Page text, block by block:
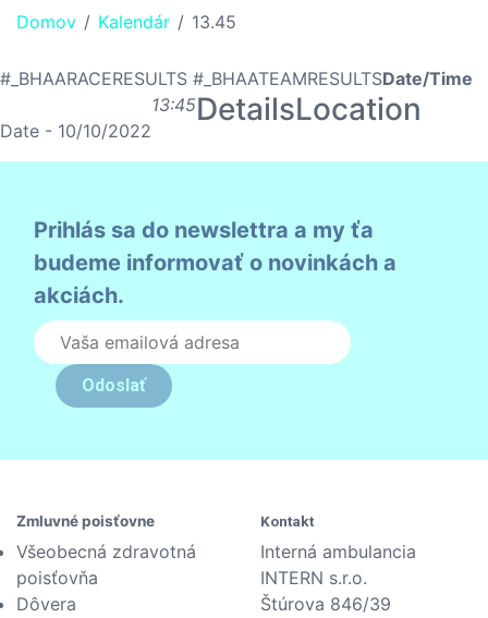
Domov / Kalendár / 13.45
#_BHAARACERESULTS #_BHAATEAMRESULTSDate/Time
Date - 10/10/2022
13:45DetailsLocation
Prihlás sa do newslettra a my ťa
budeme informovať o novinkách a
akciách.
Odoslať
Zmluvné poisťovne
Všeobecná zdravotná
poisťovňa
Dôvera
Kontakt
Interná ambulancia
INTERN s.r.o.
Štúrova 846/39